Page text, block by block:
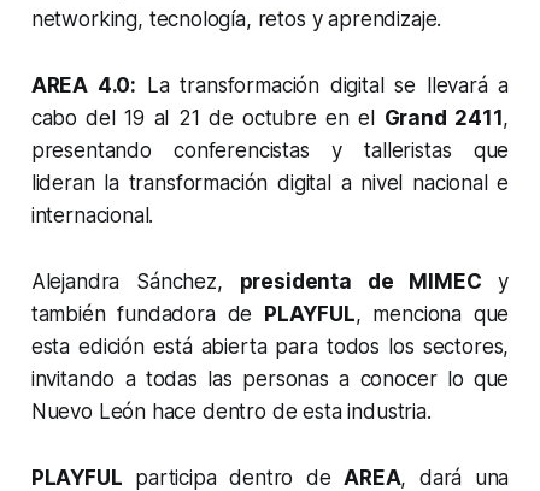
networking, tecnología, retos y aprendizaje.
AREA 4.0: La transformación digital se llevará a
cabo del 19 al 21 de octubre en el Grand 2411,
presentando conferencistas y talleristas que
lideran la transformación digital a nivel nacional e
internacional.
Alejandra Sánchez, presidenta de MIMEC y
también fundadora de PLAYFUL, menciona que
esta edición está abierta para todos los sectores,
invitando a todas las personas a conocer lo que
Nuevo León hace dentro de esta industria.
PLAYFUL participa dentro deAREA, dará una